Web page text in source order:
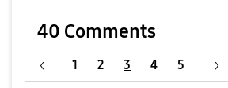
40 Comments
1 2 3 4 5